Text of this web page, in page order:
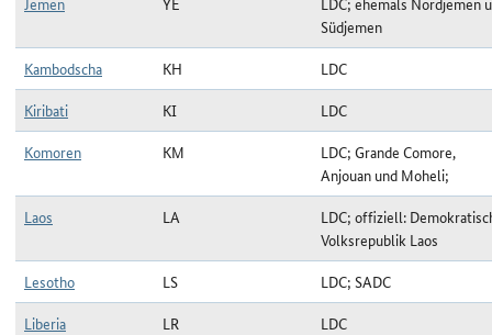
Südjemen
Kambodscha
KH
LDC
Kiribati
KI
LDC
Komoren
KM
LDC; Grande Comore,
Anjouan und Moheli;
Laos
LA
LDC; offiziell:
Volksrepublik Laos
Lesotho
LS
LDC; SADC
Liberia
LR
LDC